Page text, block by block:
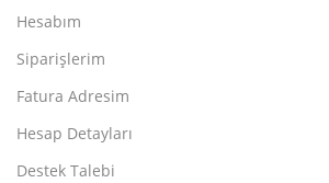
Hesabım
Siparişlerim
Fatura Adresim
Hesap Detayları
Destek Talebi